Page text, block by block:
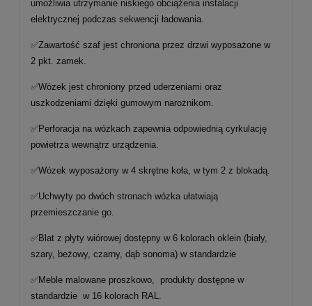
umożliwia utrzymanie niskiego obciążenia instalacji
elektrycznej podczas sekwencji ładowania.
✅Zawartość szaf jest chroniona przez drzwi wyposażone w
2 pkt. zamek.
✅Wózek jest chroniony przed uderzeniami oraz
uszkodzeniami dzięki gumowym narożnikom.
✅Perforacja na wózkach zapewnia odpowiednią cyrkulację
powietrza wewnątrz urządzenia.
✅Wózek wyposażony w 4 skrętne koła, w tym 2 z blokadą.
✅Uchwyty po dwóch stronach wózka ułatwiają
przemieszczanie go.
✅Blat z płyty wiórowej dostępny w 6 kolorach oklein (biały,
szary, beżowy, czarny, dąb sonoma) w standardzie
✅Meble malowane proszkowo, produkty dostępne w
standardzie w 16 kolorach RAL.